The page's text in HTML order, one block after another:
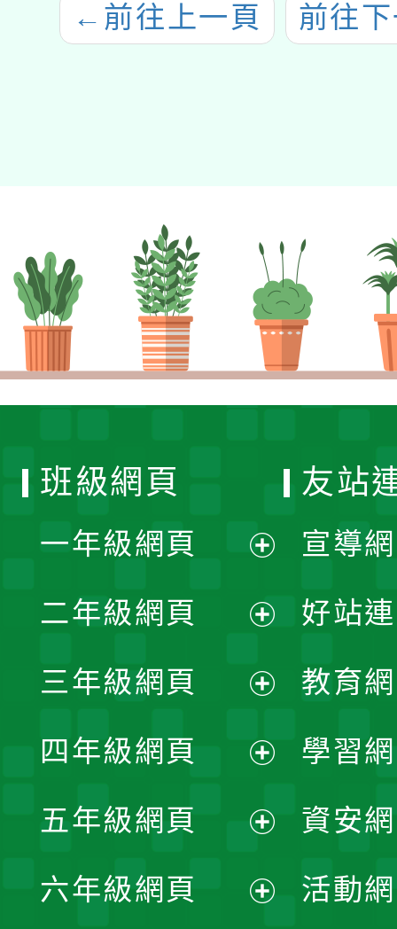
← 前往上一頁 前往
班級網頁
一年級網頁
開
選
單
二年級網頁
開
選
單
三年級網頁
開
選
單
四年級網頁
開
選
五年級網頁
開
六年級網頁
友站
宣導
好站
教育
學習
資安
活動